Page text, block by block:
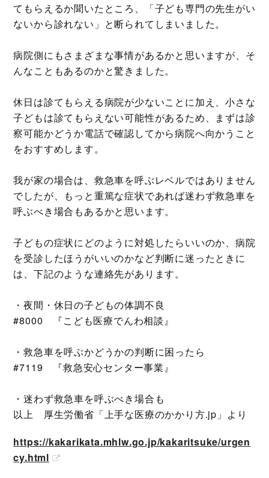
てもらえるか聞いたところ、「子ども専門の先生がい
ないから診れない」と断られてしまいました。
病院側にもさまざまな事情があるかと思いますが、そ
んなこともあるのかと驚きました。
休日は診てもらえる病院が少ないことに加え、小さな
子どもは診てもらえない可能性があるため、まずは診
察可能かどうか電話で確認してから病院へ向かうこと
をおすすめします。
我が家の場合は、救急車を呼ぶレベルではありません
でしたが、もっと重篤な症状であれば迷わず救急車を
呼ぶべき場合もあるかと思います。
子どもの症状にどのように対処したらいいのか、病院
を受診したほうがいいのかなど判断に迷ったときに
は、下記のような連絡先があります。
・夜間・休日の子どもの体調不良
#8000 『こども医療でんわ相談』
・救急車を呼ぶかどうかの判断に困ったら
#7119 『救急安心センター事業』
・迷わず救急車を呼ぶべき場合も
以上 厚生労働省「上手な医療のかかり方.jp」より
https://kakarikata.mhlw.go.jp/kakaritsuke/urgen
cy.html